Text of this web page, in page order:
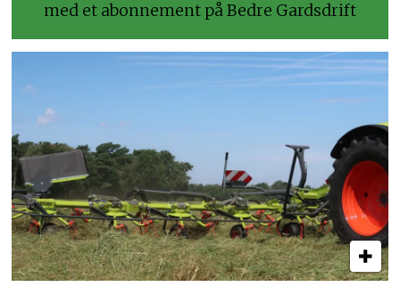
med et abonnement på Bedre Gardsdrift